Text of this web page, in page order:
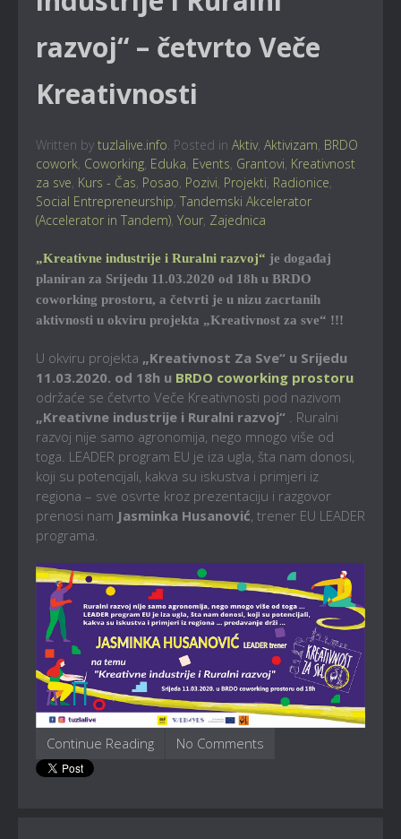
razvoj“ – četvrto Veče
Kreativnosti
Written by tuzlalive.info. Posted in Aktiv, Aktivizam, BRDO
cowork, Coworking, Eduka, Events, Grantovi, Kreativnost
za sve, Kurs - Čas, Posao, Pozivi, Projekti, Radionice,
Social Entrepreneurship, Tandemski Akcelerator
(Accelerator in Tandem), Your, Zajednica
„Kreativne industrije i Ruralni razvoj“ je događaj
planiran za Srijedu 11.03.2020 od 18h u BRDO
coworking prostoru, a četvrti je u nizu zacrtanih
aktivnosti u okviru projekta „Kreativnost za sve“ !!!
U okviru projekta „Kreativnost Za Sve“ u Srijedu
11.03.2020. od 18h u BRDO coworking prostoru
održaće se četvrto Veče Kreativnosti pod nazivom
„Kreativne industrije i Ruralni razvoj“ . Ruralni
razvoj nije samo agronomija, nego mnogo više od
toga. LEADER program EU je iza ugla, šta nam donosi,
koji su potencijali, kakva su iskustva i primjeri iz
regiona – sve osvrte kroz prezentaciju i razgovor
prenosi nam Jasminka Husanović, trener EU LEADER
programa.
Continue Reading No Comments